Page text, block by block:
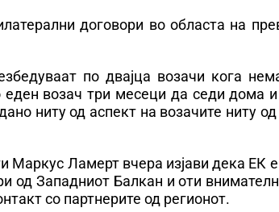
договори во областа на
по двајца возачи кога
возач три месеци да седи дома
ниту од аспект на возачите ниту
Маркус Ламерт вчера изјави дека ЕК
од Западниот Балкан и оти
со партнерите од регионот.